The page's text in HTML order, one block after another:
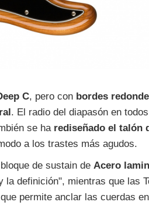
C, pero con bordes
. El radio del diapasón en
se ha rediseñado el talón
a los trastes más agudos.
de sustain de Acero
definición", mientras que las
que permite anclar las cuerdas